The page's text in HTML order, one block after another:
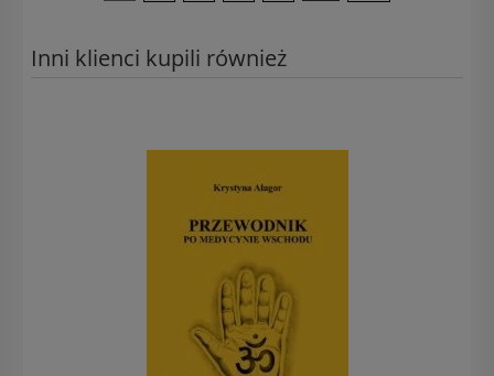
Inni klienci kupili również